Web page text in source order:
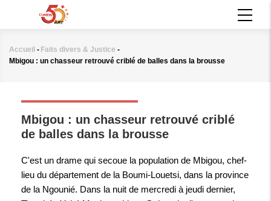
principal
Fil
Accueil - Faits divers & Justice -
Mbigou : un chasseur retrouvé criblé de balles dans la brousse
Mbigou : un chasseur retrouvé criblé
de balles dans la brousse
C'est un drame qui secoue la population de Mbigou, chef-
lieu du département de la Boumi-Louetsi, dans la province
de la Ngounié. Dans la nuit de mercredi à jeudi dernier,